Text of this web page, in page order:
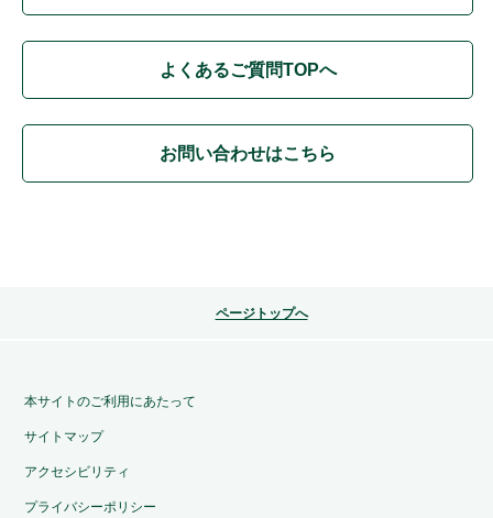
よくあるご質問TOPへ
お問い合わせはこちら
ページトップへ
本サイトのご利用にあたって
サイトマップ
アクセシビリティ
プライバシーポリシー